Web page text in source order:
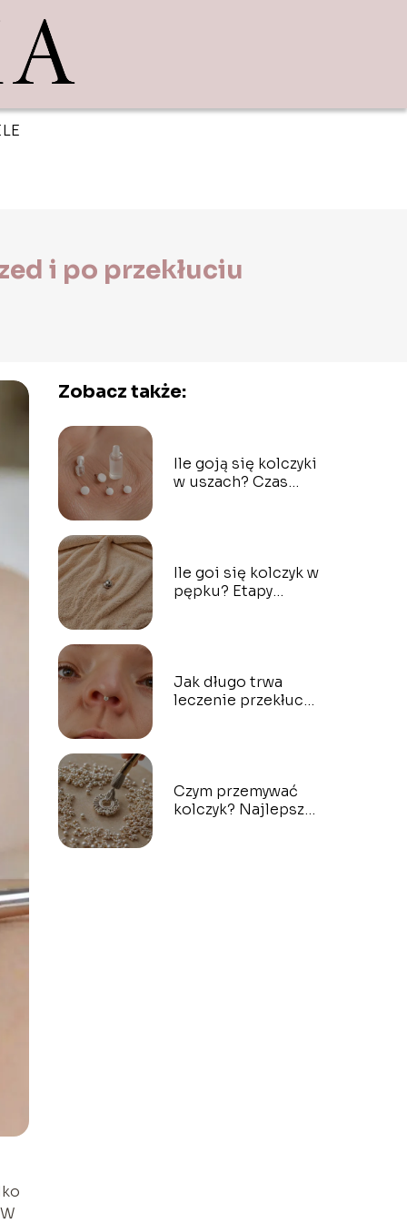
i po przekłuciu
Zobacz także:
Ile goją się kolczyki
w uszach? Czas
Ile goi się kolczyk w
pępku? Etapy
Jak długo trwa
leczenie przekłucia
Czym przemywać
kolczyk? Najlepsze